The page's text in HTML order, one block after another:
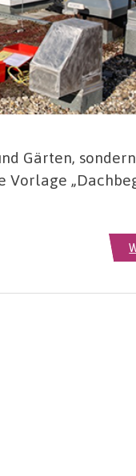
Gärten,
Vorlage